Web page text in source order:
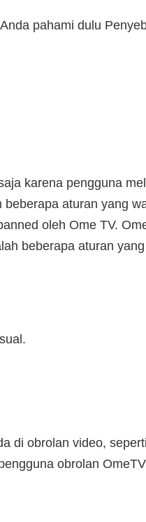
pahami dulu
karena pengguna
aturan yang
oleh Ome TV.
beberapa aturan
di obrolan video,
obrolan